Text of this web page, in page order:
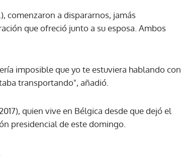
comenzaron a dispararnos, jamás
que ofreció junto a su esposa. Ambos
imposible que yo te estuviera hablando con
transportando", añadió.
quien vive en Bélgica desde que dejó el
presidencial de este domingo.